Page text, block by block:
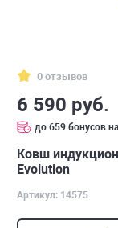
0 отзывов
6 590 руб.
до 659 бонусов
Ковш
Evolution
Артикул: 14575